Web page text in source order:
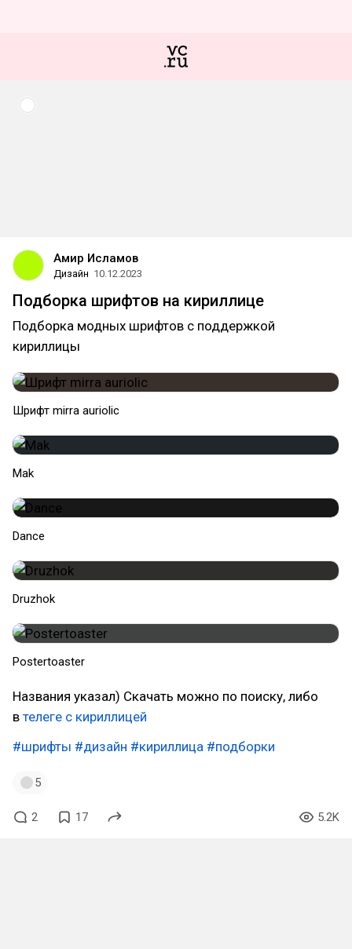
Амир Исламов
Дизайн 10.12.2023
Подборка шрифтов на кириллице
Подборка модных шрифтов с поддержкой
кириллицы
Шрифт mirra auriolic
Mak
Dance
Druzhok
Postertoaster
Названия указал) Скачать можно по поиску, либо
в телеге с кириллицей
#шрифты #дизайн #кириллица #подборки
5
2 17 5.2K